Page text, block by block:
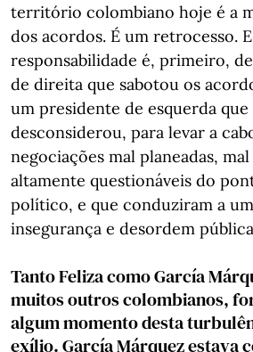
território colombiano hoje é a
dos acordos. É um retrocesso.
responsabilidade é, primeiro,
de direita que sabotou os
um presidente de esquerda
desconsiderou, para levar a
negociações mal planeadas, mal
altamente questionáveis do
político, e que conduziram a
insegurança e desordem
Tanto Feliza como García
muitos outros colombianos,
algum momento desta
exílio. García Márquez estava